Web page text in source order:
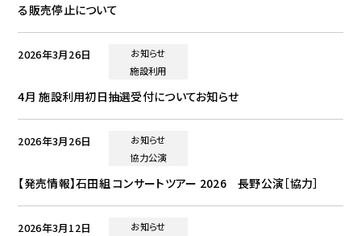
る販売停止について
2026年3月26日
お知らせ
施設利用
4月 施設利用初日抽選受付についてお知らせ
2026年3月26日
お知らせ
協力公演
【発売情報】石田組 コンサートツアー 2026 長野公演［協力］
2026年3月12日
お知らせ